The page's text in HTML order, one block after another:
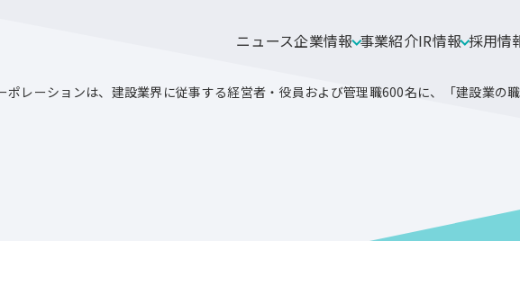
ニュース企業情報 事業紹介IR情報 採用情
ポレーションは、建設業界に従事する経営者・役員および管理職600名に、「建設業の